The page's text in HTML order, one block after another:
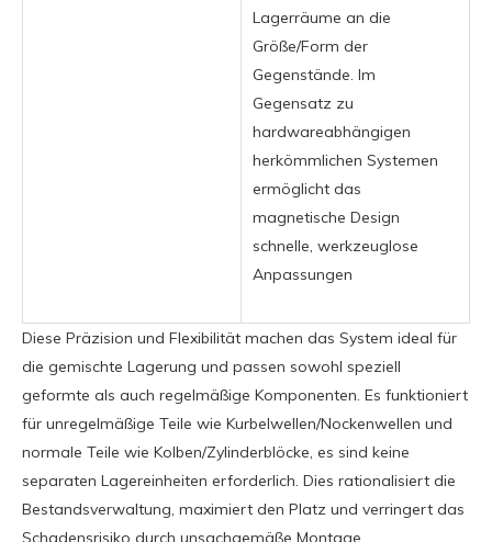
Lagerräume an die
Größe/Form der
Gegenstände. Im
Gegensatz zu
hardwareabhängigen
herkömmlichen Systemen
ermöglicht das
magnetische Design
schnelle, werkzeuglose
Anpassungen
Diese Präzision und Flexibilität machen das System ideal für
die gemischte Lagerung und passen sowohl speziell
geformte als auch regelmäßige Komponenten. Es funktioniert
für unregelmäßige Teile wie Kurbelwellen/Nockenwellen und
normale Teile wie Kolben/Zylinderblöcke, es sind keine
separaten Lagereinheiten erforderlich. Dies rationalisiert die
Bestandsverwaltung, maximiert den Platz und verringert das
Schadensrisiko durch unsachgemäße Montage